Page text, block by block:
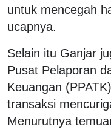
untuk mencegah
ucapnya.
Selain itu Ganjar
Pusat Pelaporan
Keuangan
transaksi
Menurutnya